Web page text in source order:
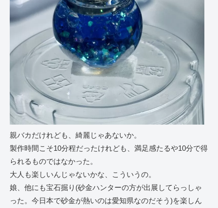
親バカだけれども、綺麗じゃあないか。
製作時間こそ10分程だったけれども、満足感たるや10分で得
られるものではなかった。
大人も楽しいんじゃないかな、こういうの。
娘、他にも宝石掘り(砂金ハンターの方が出展してらっしゃ
った。今日本で砂金が熱いのは愛知県なのだそう)を楽しん